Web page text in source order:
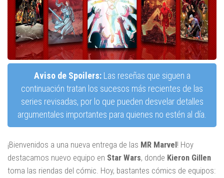
Aviso de Spoilers:Las reseñas que siguen a
continuación tratan los sucesos más recientes de las
series revisadas, por lo que pueden desvelar detalles
argumentales importantes para quienes no estén al día.
¡Bienvenidos a una nueva entrega de las MR Marvel! Hoy
destacamos nuevo equipo en Star Wars, donde Kieron Gillen
toma las riendas del cómic. Hoy, bastantes cómics de equipos: